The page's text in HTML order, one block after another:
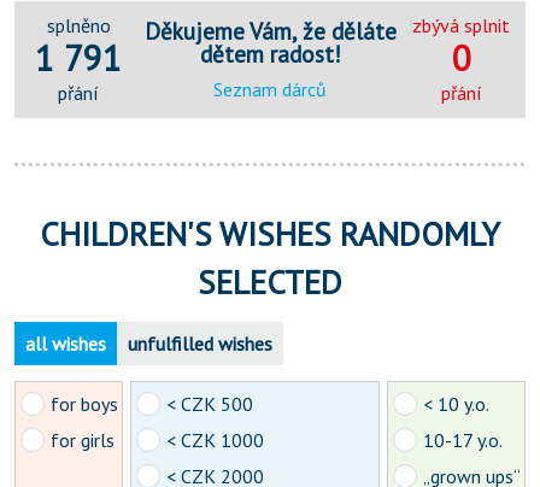
splněno
1 791
přání
Děkujeme Vám, že děláte
dětem radost!
Seznam dárců
zbývá splnit
0
přání
CHILDREN'S WISHES RANDOMLY
SELECTED
all wishes unfulfilled wishes
for boys
for girls
< CZK 500
< CZK 1000
< CZK 2000
< 10 y.o.
10-17 y.o.
„grown ups“